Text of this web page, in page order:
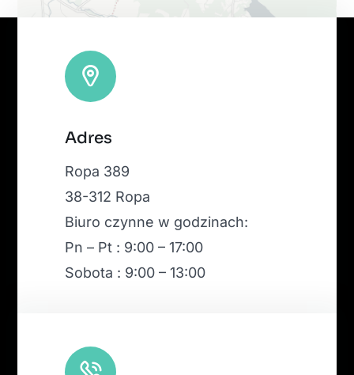
|Map tiles by
OpenStreetMap, under ODbL.
Adres
Ropa 389
38-312 Ropa
Biuro czynne w godzinach:
Pn – Pt : 9:00 – 17:00
Sobota : 9:00 – 13:00